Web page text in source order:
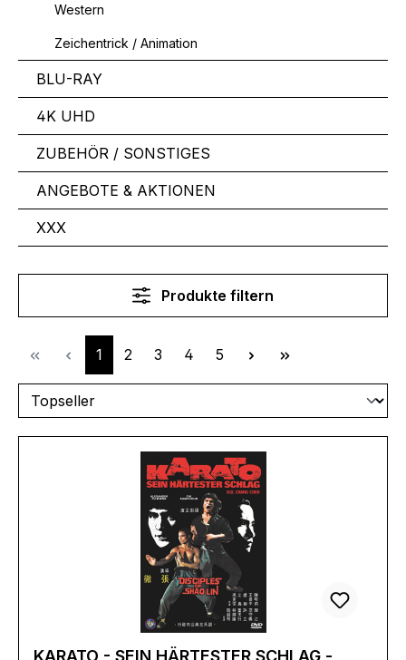
Western
Zeichentrick / Animation
BLU-RAY
4K UHD
ZUBEHÖR / SONSTIGES
ANGEBOTE & AKTIONEN
XXX
Produkte filtern
Seite
1 Seite
2 Seite
3 Seite
4 Seite
5
KARATO - SEIN HÄRTESTER SCHLAG -